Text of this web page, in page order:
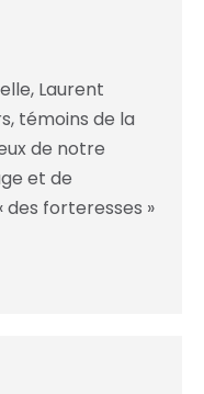
Laurent
témoins de la
de notre
et de
forteresses »